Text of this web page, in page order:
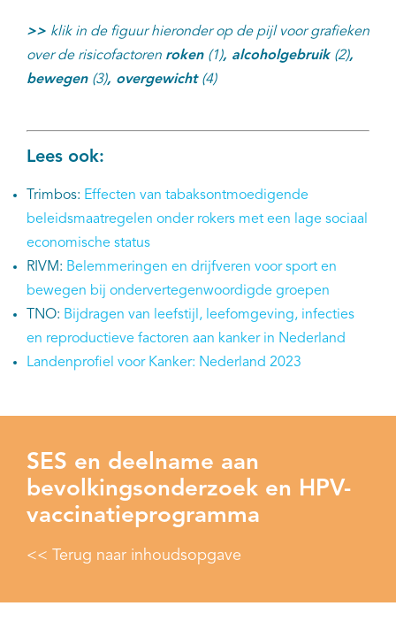
>> klik in de figuur hieronder op de pijl voor grafieken
over de risicofactoren roken (1), alcoholgebruik (2),
bewegen (3), overgewicht (4)
Lees ook:
Trimbos: Effecten van tabaksontmoedigende
beleidsmaatregelen onder rokers met een lage sociaal
economische status
RIVM: Belemmeringen en drijfveren voor sport en
bewegen bij ondervertegenwoordigde groepen
TNO: Bijdragen van leefstijl, leefomgeving, infecties
en reproductieve factoren aan kanker in Nederland
Landenprofiel voor Kanker: Nederland 2023
SES en deelname aan
bevolkingsonderzoek en HPV-
vaccinatieprogramma
<< Terug naar inhoudsopgave